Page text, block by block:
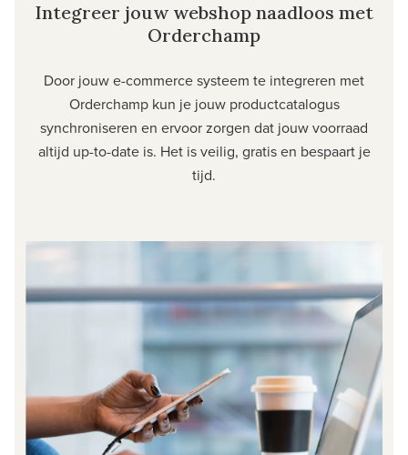
Integreer jouw webshop naadloos met
Orderchamp
Door jouw e-commerce systeem te integreren met
Orderchamp kun je jouw productcatalogus
synchroniseren en ervoor zorgen dat jouw voorraad
altijd up-to-date is. Het is veilig, gratis en bespaart je
tijd.